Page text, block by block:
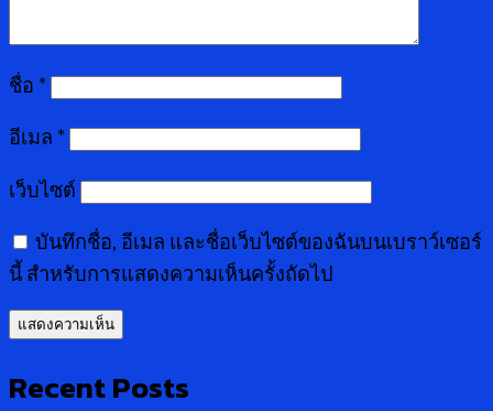
ชื่อ *
อีเมล *
เว็บไซต์
บันทึกชื่อ, อีเมล และชื่อเว็บไซต์ของฉันบนเบราว์เซอร์
นี้ สำหรับการแสดงความเห็นครั้งถัดไป
Recent Posts